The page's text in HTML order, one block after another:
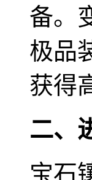
备。
极品
获得
二、
宝石